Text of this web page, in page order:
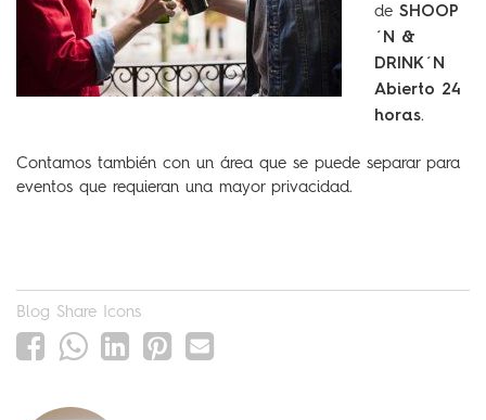
de SHOOP
´N &
DRINK´N
Abierto 24
horas.
Contamos también con un área que se puede separar para
eventos que requieran una mayor privacidad.
Blog Share Icons